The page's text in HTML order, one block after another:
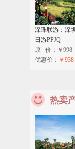
深珠联游：深
日游PPJQ
原 价： ￥998
优惠价： ￥938
热卖